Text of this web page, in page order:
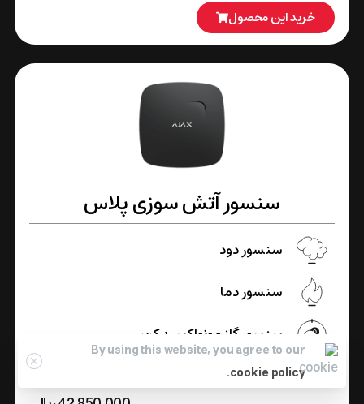
خرید این محصول
سنسور آتش سوزی پلاس
سنسور دود
سنسور دما
سنسور گاز مونواکسید کربن
By using this website, you agree to our
cookie policy.